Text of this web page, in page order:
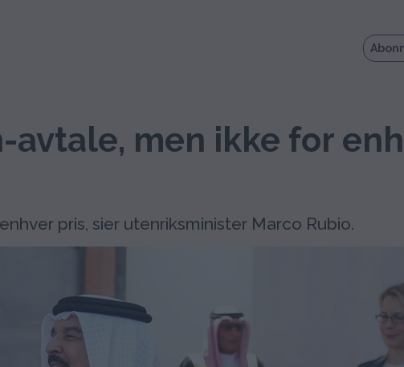
avtale, men ikke for
pris, sier utenriksminister Marco Rubio.